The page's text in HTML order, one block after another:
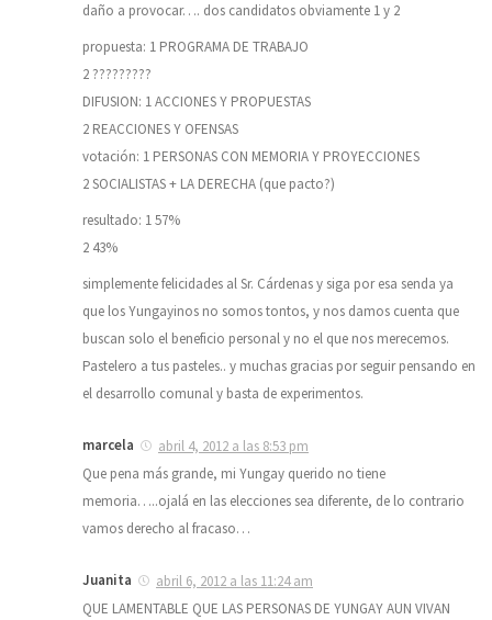
daño a provocar…. dos candidatos obviamente 1 y 2
propuesta: 1 PROGRAMA DE TRABAJO
2 ?????????
DIFUSION: 1 ACCIONES Y PROPUESTAS
2 REACCIONES Y OFENSAS
votación: 1 PERSONAS CON MEMORIA Y PROYECCIONES
2 SOCIALISTAS + LA DERECHA (que pacto?)
resultado: 1 57%
2 43%
simplemente felicidades al Sr. Cárdenas y siga por esa senda ya
que los Yungayinos no somos tontos, y nos damos cuenta que
buscan solo el beneficio personal y no el que nos merecemos.
Pastelero a tus pasteles.. y muchas gracias por seguir pensando en
el desarrollo comunal y basta de experimentos.
marcela
abril 4, 2012 a las 8:53 pm
Que pena más grande, mi Yungay querido no tiene
memoria…..ojalá en las elecciones sea diferente, de lo contrario
vamos derecho al fracaso…
Juanita
abril 6, 2012 a las 11:24 am
QUE LAMENTABLE QUE LAS PERSONAS DE YUNGAY AUN VIVAN